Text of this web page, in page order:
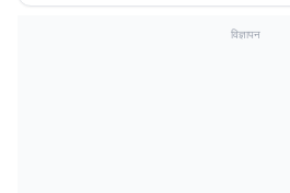
विज्ञापन